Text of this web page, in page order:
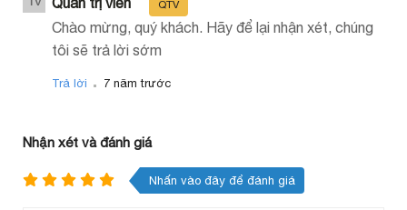
QTV
Chào mừng, quý khách. Hãy để lại nhận xét, chúng
tôi sẽ trả lời sớm
Trả lời . 7 năm trước
Nhận xét và đánh giá
Nhấn vào đây để đánh giá